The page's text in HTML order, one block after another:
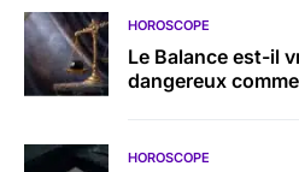
HOROSCOPE
Le Balance est-il
dangereux
HOROSCOPE